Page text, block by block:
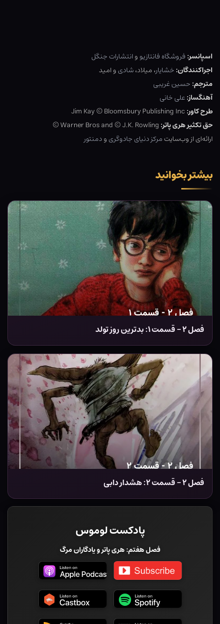
اسپانسر: فروشگاه فانتازیو وانتشارات جنگل
اجراکنندگان: خشایار، میلاد،شادیو امید
مترجم: حسین غریبی
آهنگساز:علی خانی
طرح کاور:
حق تکثیر هری پاتر:
ارائه‌ای از وب‌سایتمرکز دنیای جادوگریو دمنتور
بیشتر بخوانید
فصل ۲ – قسمت ۱: بدترین روز تولد
فصل ۲ – قسمت ۲: هشدار ‌دابی
پادکست لوموس
فصل هفتم: هری پاتر و یادگاران مرگ